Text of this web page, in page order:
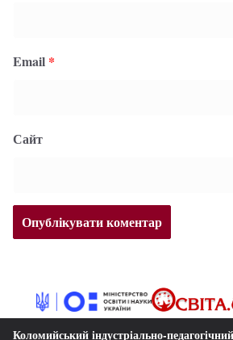
Email *
Сайт
Коломийський індустріально-